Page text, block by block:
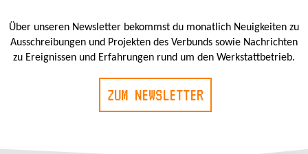
Über unseren Newsletter bekommst du monatlich Neuigkeiten zu
Ausschreibungen und Projekten des Verbunds sowie Nachrichten
zu Ereignissen und Erfahrungen rund um den Werkstattbetrieb.
ZUM NEWSLETTER